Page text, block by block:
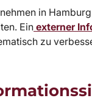
in
Ein externer
zu